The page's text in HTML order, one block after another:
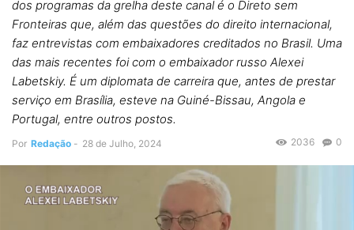
dos programas da grelha deste canal é o Direto sem
Fronteiras que, além das questões do direito internacional,
faz entrevistas com embaixadores creditados no Brasil. Uma
das mais recentes foi com o embaixador russo Alexei
Labetskiy. É um diplomata de carreira que, antes de prestar
serviço em Brasília, esteve na Guiné-Bissau, Angola e
Portugal, entre outros postos.
Por Redação - 28 de Julho, 2024 0
2036